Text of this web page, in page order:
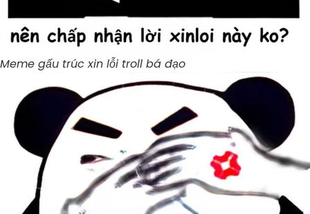
Meme gấu trúc xin lỗi troll bá đạo